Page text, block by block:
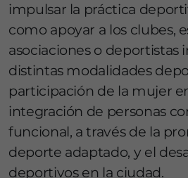
impulsar la práctica
como apoyar a los clubes,
asociaciones o deportistas
distintas modalidades
participación de la mujer
integración de personas
funcional, a través de la
deporte adaptado, y el
deportivos en la ciudad.